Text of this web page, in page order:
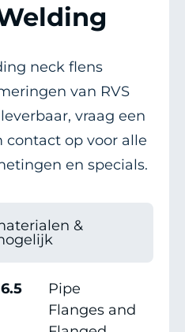
neck flens
van RVS
vraag een
contact op voor alle
en specials.
&
Pipe
Flanges and